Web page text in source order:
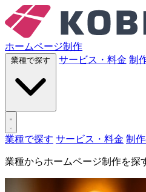
ホームページ制作
サービス・料金 制
業種で探す サービス・料金 制
業種からホームページ制作を探